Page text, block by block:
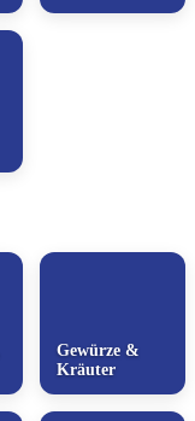
Gewürze &
Kräuter